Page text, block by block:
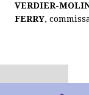
VERDIER-
FERRY,